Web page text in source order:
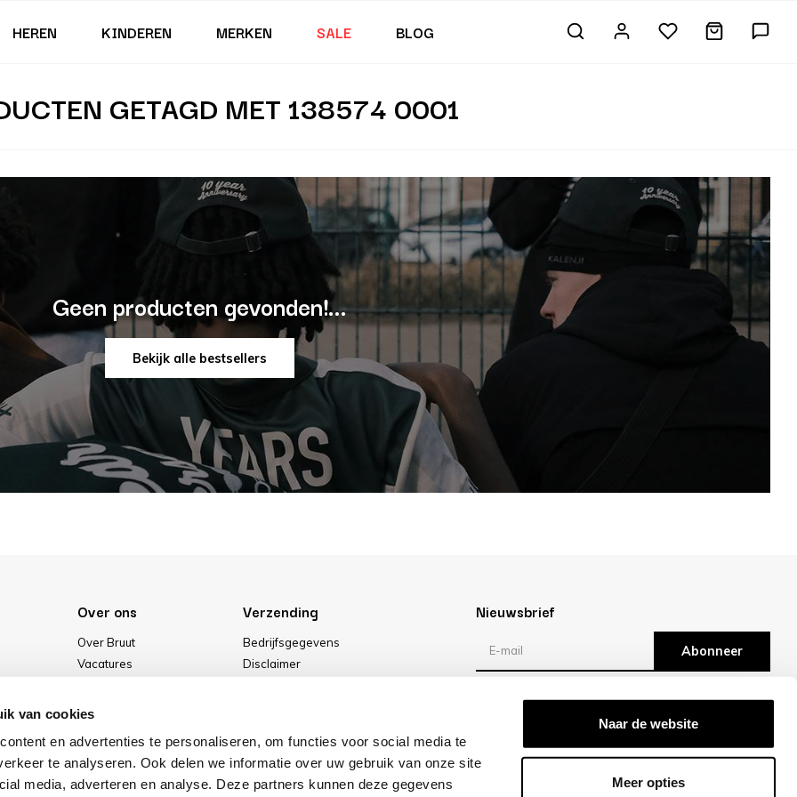
van cookies
en advertenties te personaliseren, om functies voor social media te
te analyseren. Ook delen we informatie over uw gebruik van onze site
media, adverteren en analyse. Deze partners kunnen deze gegevens
Naar de website
Meer opties
HEREN KINDEREN MERKEN SALE BLOG
GETAGD MET 138574 0001
Geen producten gevonden!...
Bekijk alle bestsellers
Over ons
Over Bruut
Vacatures
Onze winkel
Verzending
Bedrijfsgegevens
Disclaimer
Nieuwsbrief
Abonneer
Reviews
/10 -klantbeoordelingen